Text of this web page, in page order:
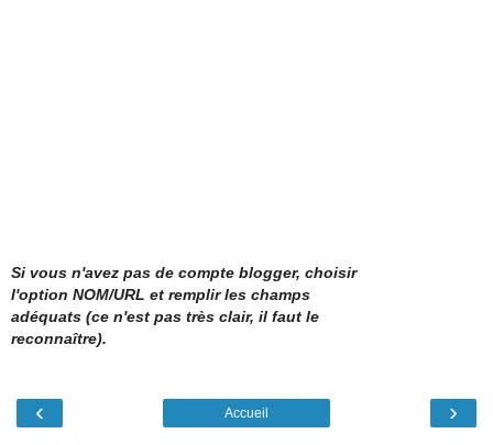
Si vous n'avez pas de compte blogger, choisir
l'option NOM/URL et remplir les champs
adéquats (ce n'est pas très clair, il faut le
reconnaître).
‹ ›
Accueil